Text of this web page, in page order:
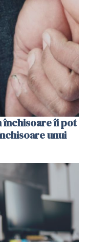
îi pot
unui